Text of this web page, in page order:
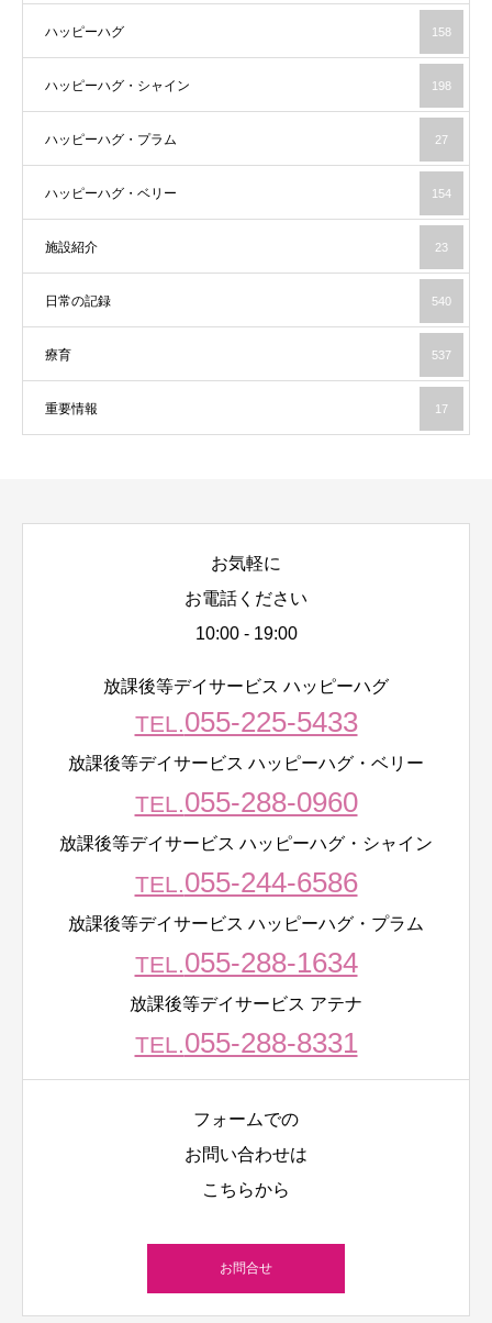
ハッピーハグ 158
ハッピーハグ・シャイン 198
ハッピーハグ・プラム 27
ハッピーハグ・ベリー 154
施設紹介 23
日常の記録 540
療育 537
重要情報 17
お気軽に
お電話ください
10:00 - 19:00
放課後等デイサービス ハッピーハグ
TEL.055-225-5433
放課後等デイサービス ハッピーハグ・ベリー
TEL.055-288-0960
放課後等デイサービス ハッピーハグ・シャイン
TEL.055-244-6586
放課後等デイサービス ハッピーハグ・プラム
TEL.055-288-1634
放課後等デイサービス アテナ
TEL.055-288-8331
フォームでの
お問い合わせは
こちらから
お問合せ